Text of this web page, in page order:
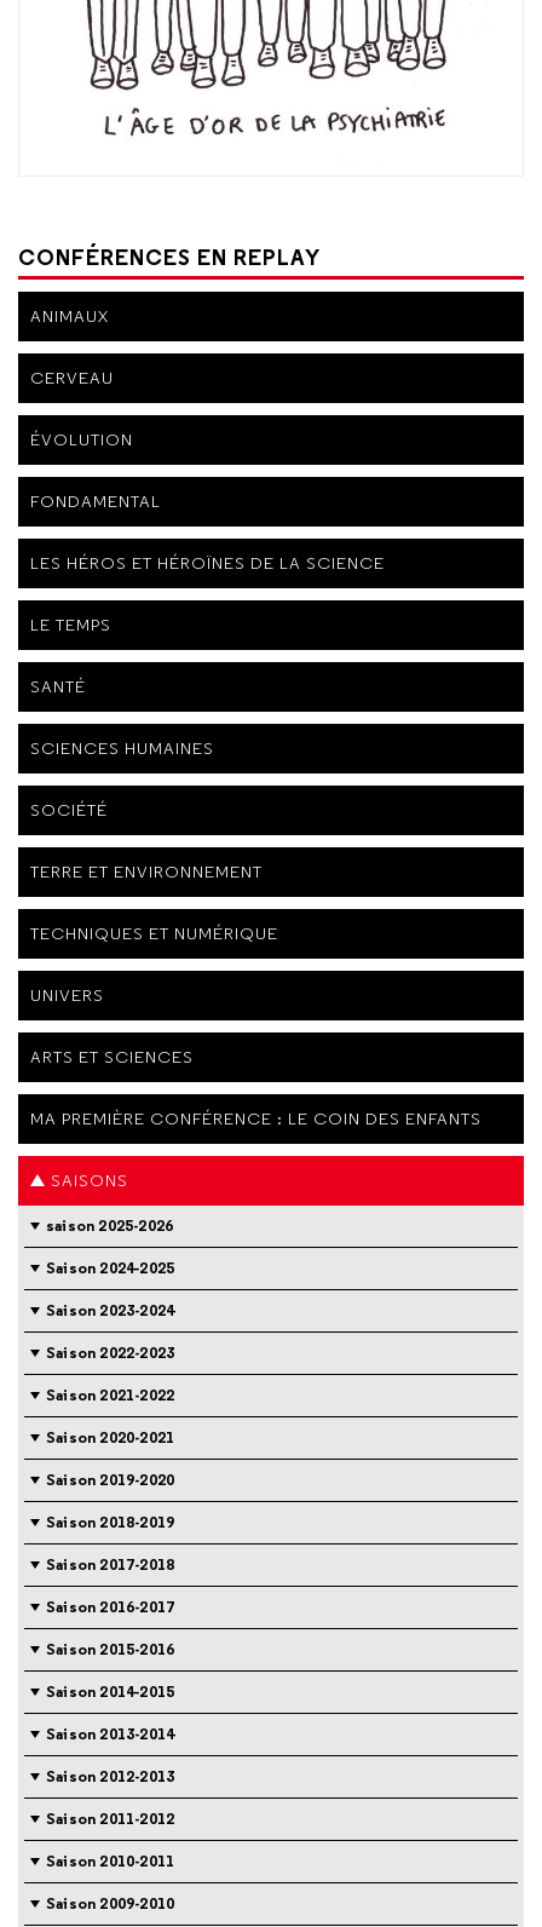
CONFÉRENCES EN REPLAY
ANIMAUX
CERVEAU
ÉVOLUTION
FONDAMENTAL
LES HÉROS ET HÉROÏNES DE LA SCIENCE
LE TEMPS
SANTÉ
SCIENCES HUMAINES
SOCIÉTÉ
TERRE ET ENVIRONNEMENT
TECHNIQUES ET NUMÉRIQUE
UNIVERS
ARTS ET SCIENCES
MA PREMIÈRE CONFÉRENCE : LE COIN DES ENFANTS
SAISONS
saison 2025-2026
Saison 2024-2025
Saison 2023-2024
Saison 2022-2023
Saison 2021-2022
Saison 2020-2021
Saison 2019-2020
Saison 2018-2019
Saison 2017-2018
Saison 2016-2017
Saison 2015-2016
Saison 2014-2015
Saison 2013-2014
Saison 2012-2013
Saison 2011-2012
Saison 2010-2011
Saison 2009-2010